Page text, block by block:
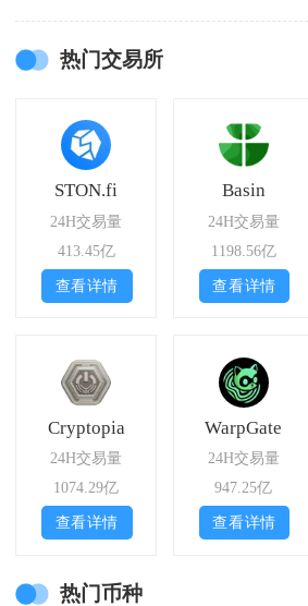
热门交易所
STON.fi
24H交易量
413.45亿
查看详情
Basin
24H交易量
1198.56亿
查看详情
Cryptopia
24H交易量
1074.29亿
查看详情
WarpGate
24H交易量
947.25亿
查看详情
热门币种